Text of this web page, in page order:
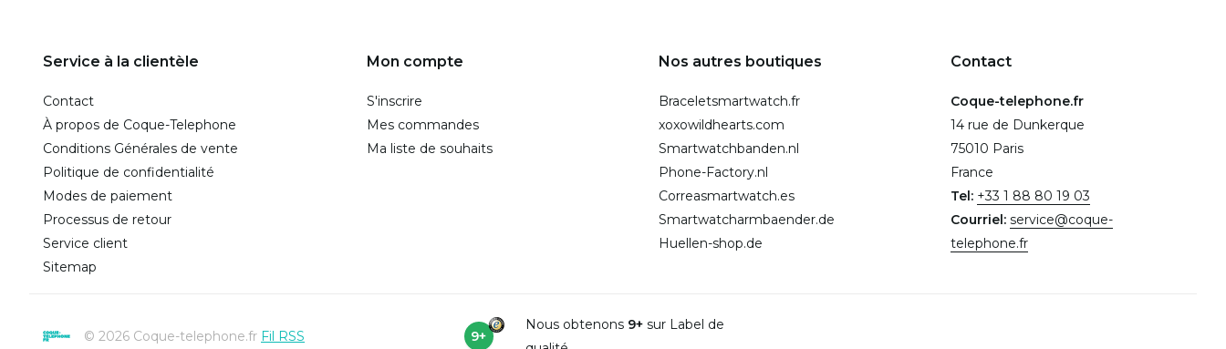
Service à la clientèle
Contact
À propos de Coque-Telephone
Conditions Générales de vente
Politique de confidentialité
Modes de paiement
Processus de retour
Service client
Sitemap
Mon compte
S'inscrire
Mes commandes
Ma liste de souhaits
Nos autres boutiques
Braceletsmartwatch.fr
xoxowildhearts.com
Smartwatchbanden.nl
Phone-Factory.nl
Correasmartwatch.es
Smartwatcharmbaender.de
Huellen-shop.de
Contact
Coque-telephone.fr
14 rue de Dunkerque
75010 Paris
France
Tel: +33 1 88 80 19 03
Courriel: service@coque-
telephone.fr
© 2026 Coque-telephone.fr Fil RSS 9+
Nous obtenons 9+sur Label de